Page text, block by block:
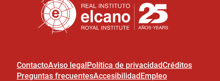
ContactoAviso legalPolítica de privacidadCréditos
Preguntas frecuentesAccesibilidadEmpleo